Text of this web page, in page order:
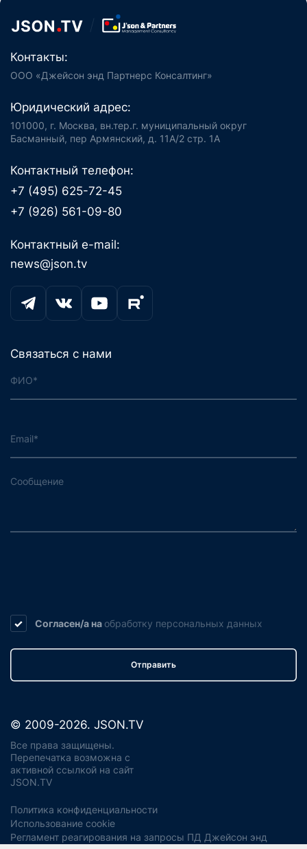
Контакты:
ООО «Джейсон энд Партнерс Консалтинг»
Юридический адрес:
101000, г. Москва, вн.тер.г. муниципальный округ
Басманный, пер Армянский, д. 11А/2 стр. 1А
Контактный телефон:
+7 (495) 625-72-45
+7 (926) 561-09-80
Контактный e-mail:
news@json.tv
Связаться с нами
Согласен/а на обработку персональных данных
Отправить
© 2009-2026. JSON.TV
Все права защищены.
Перепечатка возможна с
активной ссылкой на сайт
JSON.TV
Политика конфиденциальности
Использование cookie
Регламент реагирования на запросы ПД Джейсон энд